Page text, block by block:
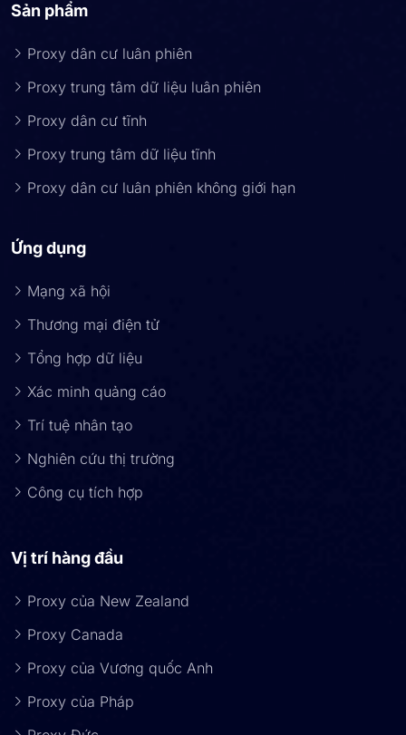
Sản phẩm
Proxy dân cư luân phiên
Proxy trung tâm dữ liệu luân phiên
Proxy dân cư tĩnh
Proxy trung tâm dữ liệu tĩnh
Proxy dân cư luân phiên không giới hạn
Ứng dụng
Mạng xã hội
Thương mại điện tử
Tổng hợp dữ liệu
Xác minh quảng cáo
Trí tuệ nhân tạo
Nghiên cứu thị trường
Công cụ tích hợp
Vị trí hàng đầu
Proxy của New Zealand
Proxy Canada
Proxy của Vương quốc Anh
Proxy của Pháp